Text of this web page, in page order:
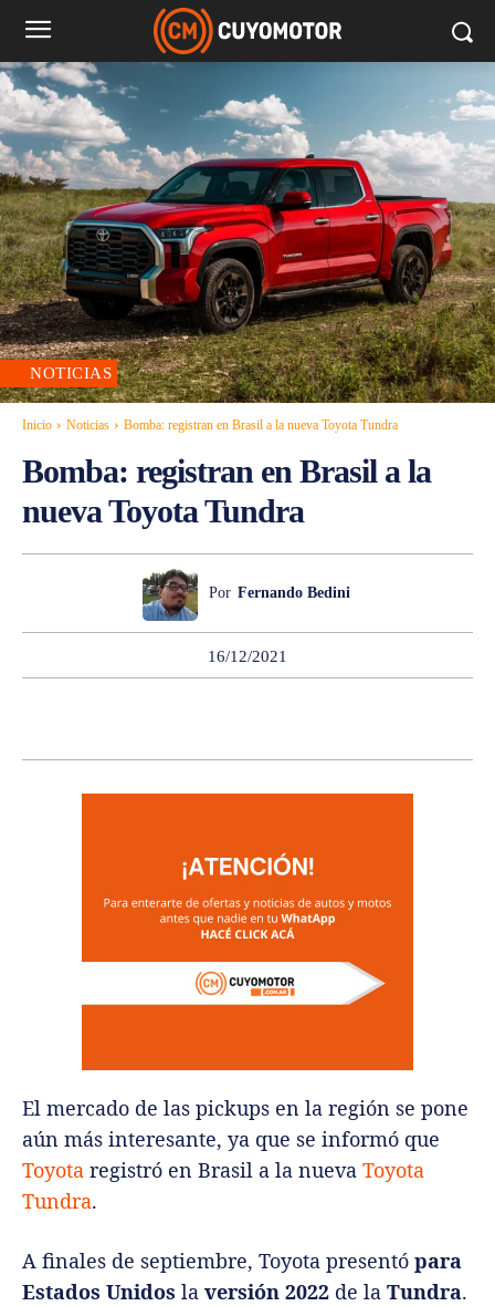
NOTICIAS
Inicio Noticias Bomba: registran en Brasil a la nueva Toyota Tundra
Bomba: registran en Brasil a la
nueva Toyota Tundra
Por Fernando Bedini
16/12/2021
El mercado de las pickups en la región se pone
aún más interesante, ya que se informó que
Toyota registró en Brasil a la nueva Toyota
Tundra.
A finales de septiembre, Toyota presentó para
Estados Unidos la versión 2022 de la Tundra.